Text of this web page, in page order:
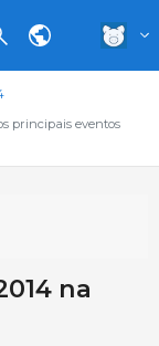
principais eventos
na